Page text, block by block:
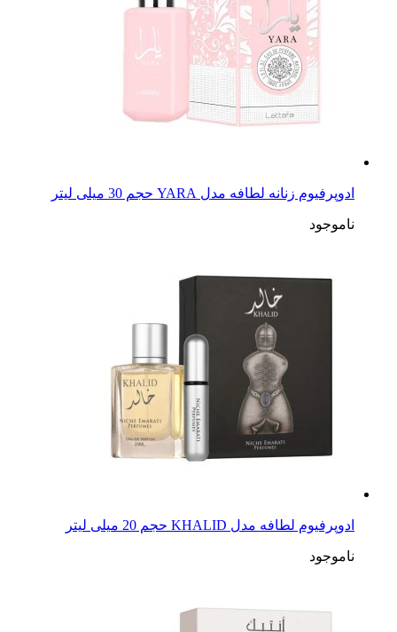
ادوپرفیوم زنانه لطافه مدل YARA حجم 30 میلی لیتر
ناموجود
ادوپرفیوم لطافه مدل KHALID حجم 20 میلی لیتر
ناموجود